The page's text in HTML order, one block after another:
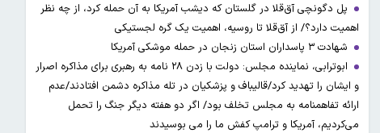
پل دگونچی آق‌قلا در گلستان که دیشب آمریکا به آن حمله کرد، از چه نظر
اهمیت دارد؟/ از آق‌قلا تا روسیه، اهمیت یک گره لجستیکی
شهادت ۳ ‌پاسداران استان زنجان در حمله موشکی آمریکا
ابوترابی، نماینده مجلس: دولت با زدن ۲۸ نامه به رهبری برای مذاکره اصرار
و ایشان را تهدید کرد/قالیباف و پزشکیان در تله مذاکره دشمن افتادند/عدم
ارائه تفاهمنامه به مجلس تخلف بود/ اگر دو هفته دیگر جنگ را تحمل
می‌کردیم، آمریکا و ترامپ کفش ما را می بوسیدند